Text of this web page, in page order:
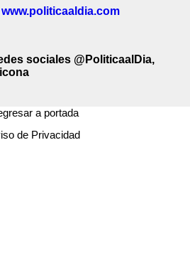
www.politicaaldia.com
sociales @PoliticaalDia,
a portada
de Privacidad